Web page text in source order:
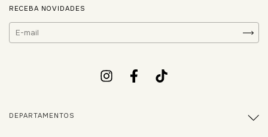
RECEBA NOVIDADES
DEPARTAMENTOS